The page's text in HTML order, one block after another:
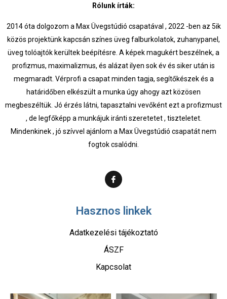
Rólunk írták:
2014 óta dolgozom a Max Üvegstúdió csapatával , 2022 -ben az 5ik
közös projektünk kapcsán színes üveg falburkolatok, zuhanypanel,
üveg tolóajtók kerültek beépítésre. A képek magukért beszélnek, a
profizmus, maximalizmus, és alázat ilyen sok év és siker után is
megmaradt. Vérprofi a csapat minden tagja, segítőkészek és a
határidőben elkészült a munka úgy ahogy azt közösen
megbeszéltük. Jó érzés látni, tapasztalni vevőként ezt a profizmust
, de legfőképp a munkájuk iránti szeretetet , tiszteletet.
Mindenkinek , jó szívvel ajánlom a Max Üvegstúdió csapatát nem
fogtok csalódni.
Hasznos linkek
Adatkezelési tájékoztató
ÁSZF
Kapcsolat